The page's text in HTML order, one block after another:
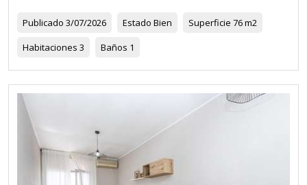
Publicado 3/07/2026 Estado Bien Superficie 76 m2
Habitaciones 3 Baños 1